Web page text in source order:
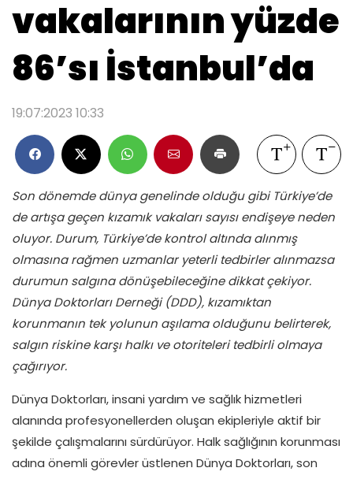
vakalarının yüzde
86’sı İstanbul’da
19:07:2023 10:33
Son dönemde dünya genelinde olduğu gibi Türkiye’de
de artışa geçen kızamık vakaları sayısı endişeye neden
oluyor. Durum, Türkiye’de kontrol altında alınmış
olmasına rağmen uzmanlar yeterli tedbirler alınmazsa
durumun salgına dönüşebileceğine dikkat çekiyor.
Dünya Doktorları Derneği (DDD), kızamıktan
korunmanın tek yolunun aşılama olduğunu belirterek,
salgın riskine karşı halkı ve otoriteleri tedbirli olmaya
çağırıyor.
Dünya Doktorları, insani yardım ve sağlık hizmetleri
alanında profesyonellerden oluşan ekipleriyle aktif bir
şekilde çalışmalarını sürdürüyor. Halk sağlığının korunması
adına önemli görevler üstlenen Dünya Doktorları, son